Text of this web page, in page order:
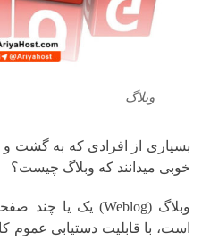
وبلاگ
بسیاری از افرادی که به گشت و
خوبی میدانند که وبلاگ چیست؟
وبلاگ(
Weblog
( یک یا چند
است، با قابلیت دستیابی